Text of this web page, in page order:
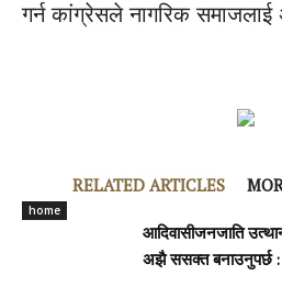
गर्न कांग्रेसले नागरिक
RELATED ARTICLES
home
आदिवासीजनजाति
अझै ससक्त बनाउनुपर्छ :